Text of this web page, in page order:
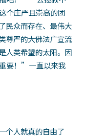
个庄严且崇高的团
民众而存在、最伟大
尊严的大佛法广宣流
人类希望的太阳。因
要！”一直以来我
人就真的自由了